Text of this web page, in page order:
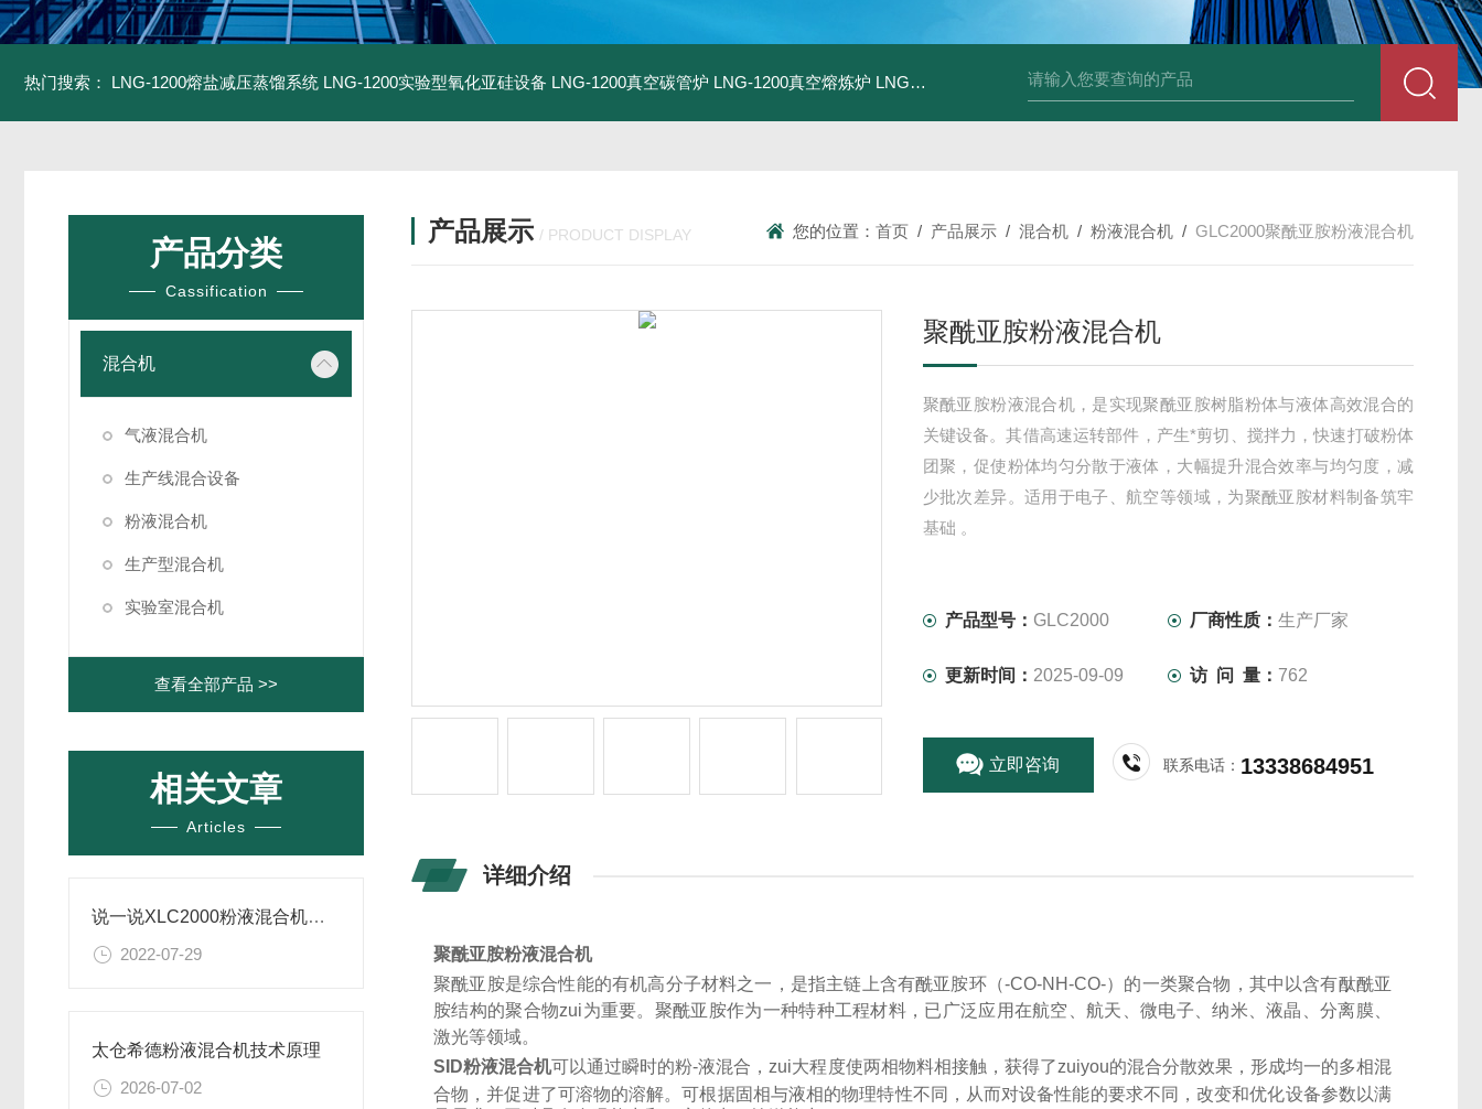
热门搜索： LNG-1200熔盐减压蒸馏系统 LNG-1200实验型氧化亚硅设备 LNG-1200真空碳管炉 LNG-1200真空熔炼炉 LNG-1200真空热压炉 LNG-1200真空钨丝炉 LNHZ-1200
产品分类
Cassification
混合机
气液混合机
生产线混合设备
粉液混合机
生产型混合机
实验室混合机
查看全部产品 >>
相关文章
Articles
说一说XLC2000粉液混合机是什么？
2022-07-29
太仓希德粉液混合机技术原理
2026-07-02
产品展示 / PRODUCT DISPLAY 您的位置： 首页 / 产品展示 / 混合机 / 粉液混合机 / GLC2000聚酰亚胺粉液混合机
聚酰亚胺粉液混合机
聚酰亚胺粉液混合机，是实现聚酰亚胺树脂粉体与液体高效混合的
关键设备。其借高速运转部件，产生*剪切、搅拌力，快速打破粉体
团聚，促使粉体均匀分散于液体，大幅提升混合效率与均匀度，减
少批次差异。适用于电子、航空等领域，为聚酰亚胺材料制备筑牢
基础 。
产品型号： GLC2000 厂商性质：生产厂家
更新时间： 2025-09-09 访 问 量： 762
立即咨询 联系电话： 13338684951
详细介绍
聚酰亚胺粉液混合机
聚酰亚胺是综合性能的有机高分子材料之一，是指主链上含有酰亚胺环（-CO-NH-CO-）的一类聚合物，其中以含有酞酰亚
胺结构的聚合物zui为重要。聚酰亚胺作为一种特种工程材料，已广泛应用在航空、航天、微电子、纳米、液晶、分离膜、
激光等领域。
SID粉液混合机可以通过瞬时的粉-液混合，zui大程度使两相物料相接触，获得了zuiyou的混合分散效果，形成均一的多相混
合物，并促进了可溶物的溶解。可根据固相与液相的物理特性不同，从而对设备性能的要求不同，改变和优化设备参数以满